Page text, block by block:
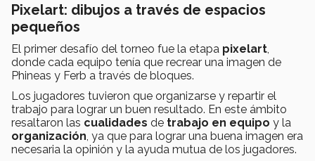
Pixelart: dibujos a través de espacios
pequeños
El primer desafío del torneo fue la etapa pixelart
donde cada equipo tenía que recrear una imagen de
Phineas y Ferb a través de bloques.
Los jugadores tuvieron que organizarse y repartir el
trabajo para lograr un buen resultado. En este ámbito
resaltaron las cualidades de trabajo en equipo y la
organización , ya que para lograr una buena imagen era
necesaria la opinión y la ayuda mutua de los jugadores.